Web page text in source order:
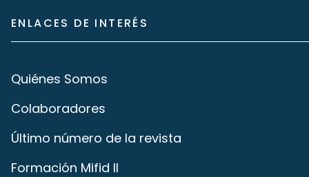
ENLACES DE INTERÉS
Quiénes Somos
Colaboradores
Último número de la revista
Formación Mifid II